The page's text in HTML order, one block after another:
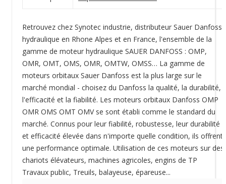
Retrouvez chez Synotec industrie, distributeur Sauer Danfoss
hydraulique en Rhone Alpes et en France, l'ensemble de la
gamme de moteur hydraulique SAUER DANFOSS : OMP,
OMR, OMT, OMS, OMR, OMTW, OMSS… La gamme de
moteurs orbitaux Sauer Danfoss est la plus large sur le
marché mondial - choisez du Danfoss la qualité, la durabilité,
l'efficacité et la fiabilité. Les moteurs orbitaux Danfoss OMP
OMR OMS OMT OMV se sont établi comme le standard du
marché. Connus pour leur fiabilité, robustesse, leur durabilité
et efficacité élevée dans n'importe quelle condition, ils offrent
une performance optimale. Utilisation de ces moteurs sur des
chariots élévateurs, machines agricoles, engins de TP
Travaux public, Treuils, balayeuse, épareuse...